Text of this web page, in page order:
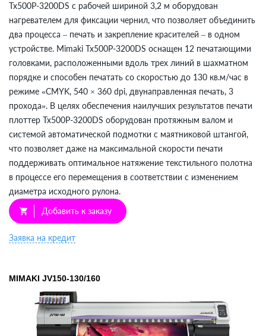
Tx500P-3200DS с рабочей шириной 3,2 м оборудован
нагревателем для фиксации чернил, что позволяет объединить
два процесса – печать и закрепление красителей – в одном
устройстве. Mimaki Tx500P-3200DS оснащен 12 печатающими
головками, расположенными вдоль трех линий в шахматном
порядке и способен печатать со скоростью до 130 кв.м/час в
режиме «CMYK, 540 × 360 dpi, двунаправленная печать, 3
прохода». В целях обеспечения наилучших результатов печати
плоттер Tx500P-3200DS оборудован протяжным валом и
системой автоматической подмотки с маятниковой штангой,
что позволяет даже на максимальной скорости печати
поддерживать оптимальное натяжение текстильного полотна
в процессе его перемещения в соответствии с изменением
диаметра исходного рулона.
shopping_cart Добавить к заказу
Заявка на кредит
MIMAKI JV150-130/160